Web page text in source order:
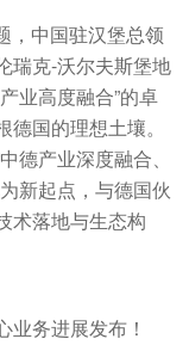
，中国驻汉堡总领
瑞克-沃尔夫斯堡地
业高度融合”的卓
国的理想土壤。
德产业深度融合、
新起点，与德国伙
术落地与生态构